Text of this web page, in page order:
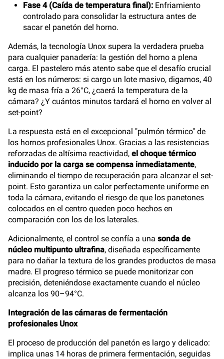
Fase 4 (Caída de temperatura final): Enfriamiento
controlado para consolidar la estructura antes de
sacar el panetón del horno.
Además, la tecnología Unox supera la verdadera prueba
para cualquier panadería: la gestión del horno a plena
carga. El pastelero más atento sabe que el desafío crucial
está en los números: si cargo un lote masivo, digamos, 40
kg de masa fría a 26°C, ¿caerá la temperatura de la
cámara? ¿Y cuántos minutos tardará el horno en volver al
set-point?
La respuesta está en el excepcional "pulmón térmico" de
los hornos profesionales Unox. Gracias a las resistencias
reforzadas de altísima reactividad, el choque térmico
inducido por la carga se compensa inmediatamente,
eliminando el tiempo de recuperación para alcanzar el set-
point. Esto garantiza un calor perfectamente uniforme en
toda la cámara, evitando el riesgo de que los panetones
colocados en el centro queden poco hechos en
comparación con los de los laterales.
Adicionalmente, el control se confía a una sonda de
núcleo multipunto ultrafina, diseñada específicamente
para no dañar la textura de los grandes productos de masa
madre. El progreso térmico se puede monitorizar con
precisión, deteniéndose exactamente cuando el núcleo
alcanza los 90–94°C.
Integración de las cámaras de fermentación
profesionales Unox
El proceso de producción del panetón es largo y delicado:
implica unas 14 horas de primera fermentación, seguidas